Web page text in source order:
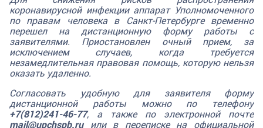
коронавирусной инфекции аппарат Уполномоченного
по правам человека в Санкт-Петербурге временно
перешел на дистанционную форму работы с
заявителями. Приостановлен очный прием, за
исключением случаев, когда требуется
незамедлительная правовая помощь, которую нельзя
оказать удаленно.
Согласовать удобную для заявителя форму
дистанционной работы можно по телефону
+7(812)241-46-77, а также по электронной почте
mail@upchspb.ruили в переписке на официальной